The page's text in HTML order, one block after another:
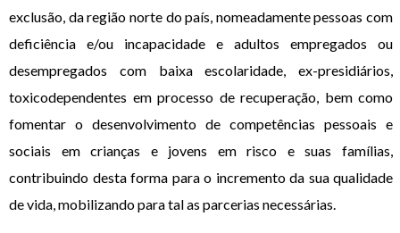
exclusão, da região norte do país, nomeadamente pessoas com
deficiência e/ou incapacidade e adultos empregados ou
desempregados com baixa escolaridade, ex-presidiários,
toxicodependentes em processo de recuperação, bem como
fomentar o desenvolvimento de competências pessoais e
sociais em crianças e jovens em risco e suas famílias,
contribuindo desta forma para o incremento da sua qualidade
de vida, mobilizando para tal as parcerias necessárias.